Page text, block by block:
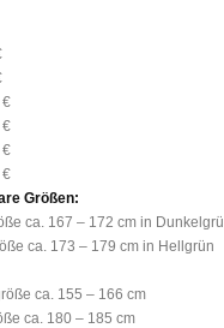
€
€
€
€
Größen:
ca. 167 – 172 cm in
ca. 173 – 179 cm in Hellgrün
ca. 155 – 166 cm
ca. 180 – 185 cm